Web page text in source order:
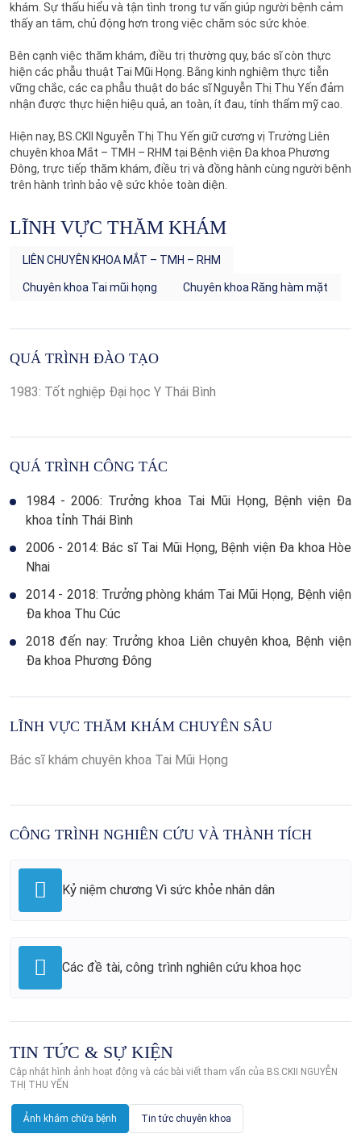
khám. Sự thấu hiểu và tận tình trong tư vấn giúp người bệnh cảm
thấy an tâm, chủ động hơn trong việc chăm sóc sức khỏe.
Bên cạnh việc thăm khám, điều trị thường quy, bác sĩ còn thực
hiện các phẫu thuật Tai Mũi Họng. Bằng kinh nghiệm thực tiễn
vững chắc, các ca phẫu thuật do bác sĩ Nguyễn Thị Thu Yến đảm
nhận được thực hiện hiệu quả, an toàn, ít đau, tính thẩm mỹ cao.
Hiện nay, BS.CKII Nguyễn Thị Thu Yến giữ cương vị Trưởng Liên
chuyên khoa Mắt – TMH – RHM tại Bệnh viện Đa khoa Phương
Đông, trực tiếp thăm khám, điều trị và đồng hành cùng người bệnh
trên hành trình bảo vệ sức khỏe toàn diện.
LĨNH VỰC THĂM KHÁM
LIÊN CHUYÊN KHOA MẮT – TMH – RHM
Chuyên khoa Tai mũi họng Chuyên khoa Răng hàm mặt
QUÁ TRÌNH ĐÀO TẠO
1983: Tốt nghiệp Đại học Y Thái Bình
QUÁ TRÌNH CÔNG TÁC
1984 - 2006: Trưởng khoa Tai Mũi Họng, Bệnh viện Đa
khoa tỉnh Thái Bình
2006 - 2014: Bác sĩ Tai Mũi Họng, Bệnh viện Đa khoa Hòe
Nhai
2014 - 2018: Trưởng phòng khám Tai Mũi Họng, Bệnh viện
Đa khoa Thu Cúc
2018 đến nay: Trưởng khoa Liên chuyên khoa, Bệnh viện
Đa khoa Phương Đông
LĨNH VỰC THĂM KHÁM CHUYÊN SÂU
Bác sĩ khám chuyên khoa Tai Mũi Họng
CÔNG TRÌNH NGHIÊN CỨU VÀ THÀNH TÍCH
Kỷ niệm chương Vì sức khỏe nhân dân
Các đề tài, công trình nghiên cứu khoa học
TIN TỨC & SỰ KIỆN
Cập nhật hình ảnh hoạt động và các bài viết tham vấn của BS.CKII NGUYỄN
THỊ THU YẾN
Ảnh khám chữa bệnh Tin tức chuyên khoa